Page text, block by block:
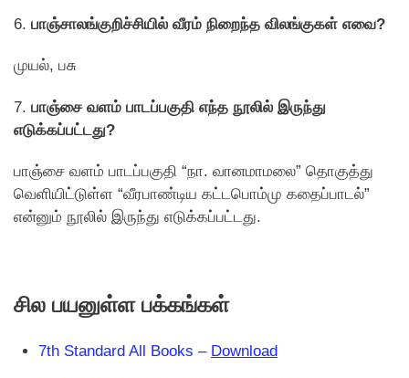
6. பாஞ்சாலங்குறிச்சியில் வீரம் நிறைந்த விலங்குகள் எவை?
முயல், பசு
7. பாஞ்சை வளம் பாடப்பகுதி எந்த நூலில் இருந்து
எடுக்கப்பட்டது?
பாஞ்சை வளம் பாடப்பகுதி “நா. வானமாமலை” தொகுத்து
வெளியிட்டுள்ள “வீரபாண்டிய கட்டபொம்மு கதைப்பாடல்”
என்னும் நூலில் இருந்து எடுக்கப்பட்டது.
சில பயனுள்ள பக்கங்கள்
7th Standard All Books – Download